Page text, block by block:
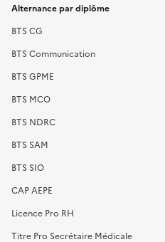
Alternance par diplôme
BTS CG
BTS Communication
BTS GPME
BTS MCO
BTS NDRC
BTS SAM
BTS SIO
CAP AEPE
Licence Pro RH
Titre Pro Secrétaire Médicale